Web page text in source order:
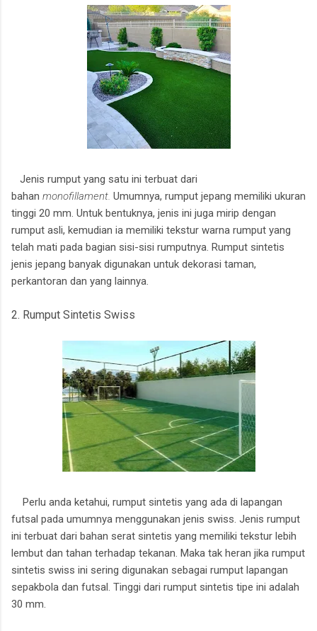
Jenis rumput yang satu ini terbuat dari
bahan monofillament. Umumnya, rumput jepang memiliki ukuran
tinggi 20 mm. Untuk bentuknya, jenis ini juga mirip dengan
rumput asli, kemudian ia memiliki tekstur warna rumput yang
telah mati pada bagian sisi-sisi rumputnya. Rumput sintetis
jenis jepang banyak digunakan untuk dekorasi taman,
perkantoran dan yang lainnya.
2. Rumput Sintetis Swiss
Perlu anda ketahui, rumput sintetis yang ada di lapangan
futsal pada umumnya menggunakan jenis swiss. Jenis rumput
ini terbuat dari bahan serat sintetis yang memiliki tekstur lebih
lembut dan tahan terhadap tekanan. Maka tak heran jika rumput
sintetis swiss ini sering digunakan sebagai rumput lapangan
sepakbola dan futsal. Tinggi dari rumput sintetis tipe ini adalah
30 mm.